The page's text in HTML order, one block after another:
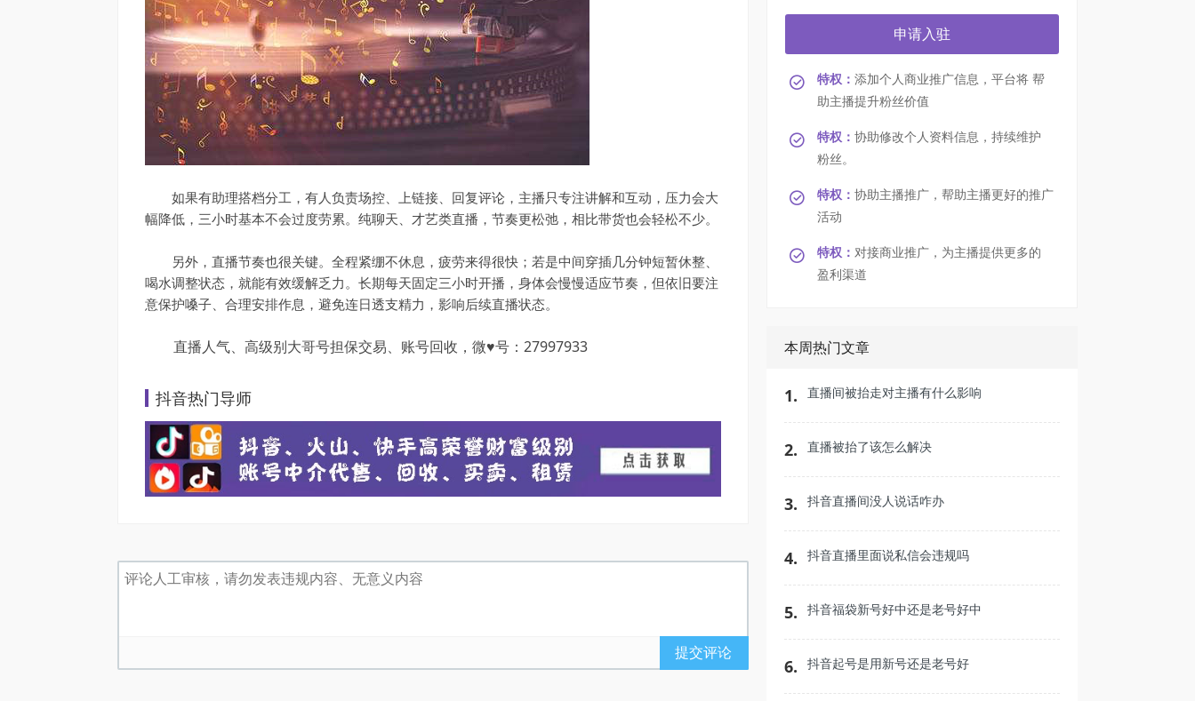
如果有助理搭档分工，有人负责场控、上链接、回复评论，主播只专注讲解和互动，压力会大
幅降低，三小时基本不会过度劳累。纯聊天、才艺类直播，节奏更松弛，相比带货也会轻松不少。
另外，直播节奏也很关键。全程紧绷不休息，疲劳来得很快；若是中间穿插几分钟短暂休整、
喝水调整状态，就能有效缓解乏力。长期每天固定三小时开播，身体会慢慢适应节奏，但依旧要注
意保护嗓子、合理安排作息，避免连日透支精力，影响后续直播状态。
直播人气、高级别大哥号担保交易、账号回收，微♥号：27997933
抖音热门导师
提交评论
申请入驻
特权： 添加个人商业推广信息，平台将 帮
助主播提升粉丝价值
特权： 协助修改个人资料信息，持续维护
粉丝。
特权： 协助主播推广，帮助主播更好的推广
活动
特权： 对接商业推广，为主播提供更多的
盈利渠道
本周热门文章
1. 直播间被抬走对主播有什么影响
2. 直播被抬了该怎么解决
3. 抖音直播间没人说话咋办
4. 抖音直播里面说私信会违规吗
5. 抖音福袋新号好中还是老号好中
6. 抖音起号是用新号还是老号好